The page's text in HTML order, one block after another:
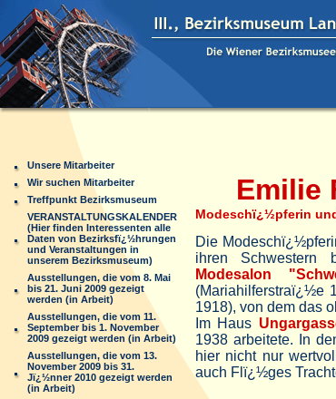
Unsere Mitarbeiter
Wir suchen Mitarbeiter
Treffpunkt Bezirksmuseum
VERANSTALTUNGSKALENDER
(Hier finden Interessenten alle
Daten von Bezirksfï¿½hrungen
und Veranstaltungen in
unserem Bezirksmuseum)
Ausstellungen, die vom 8. Mai
bis 21. Juni 2009 gezeigt
werden (in Arbeit)
Ausstellungen, die vom 11.
September bis 1. November
2009 gezeigt werden (in Arbeit)
Ausstellungen, die vom 13.
November 2009 bis 31.
Jï¿½nner 2010 gezeigt werden
(in Arbeit)
Emilie
Modeschï¿½pferin
Die
ihren
Modesalon
(Mariahilferstraï¿½e
1918), von dem das
Im Haus
1938 arbeitete. In
hier nicht nur
auch Flï¿½ges